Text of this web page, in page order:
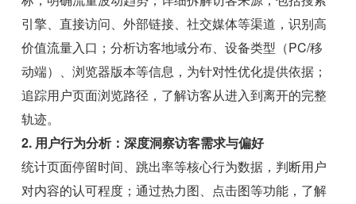
引擎、直接访问、外部链接、社交媒体等渠道，识别高
价值流量入口；分析访客地域分布、设备类型（PC/移
动端）、浏览器版本等信息，为针对性优化提供依据；
追踪用户页面浏览路径，了解访客从进入到离开的完整
轨迹。
2. 用户行为分析：深度洞察访客需求与偏好
统计页面停留时间、跳出率等核心行为数据，判断用户
对内容的认可程度；通过热力图、点击图等功能，了解